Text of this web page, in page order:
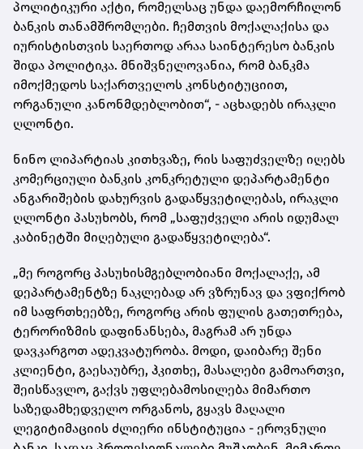
პოლიტიკური აქტი, რომელსაც უნდა დაემორჩილონ
ბანკის თანამშრომლები. ჩემთვის მოქალაქისა და
იურისტისთვის საერთოდ არაა საინტერესო ბანკის
შიდა პოლიტიკა. მნიშვნელოვანია, რომ ბანკმა
იმოქმედოს საქართველოს კონსტიტუციით,
ორგანული კანონმდებლობით“, - აცხადებს ირაკლი
ღლონტი.
ნინო ლიპარტიას კითხვაზე, რის საფუძველზე იღებს
კომერციული ბანკის კონკრეტული დეპარტამენტი
ანგარიშების დახურვის გადაწყვეტილებას, ირაკლი
ღლონტი პასუხობს, რომ „საფუძველი არის იდუმალ
კაბინეტში მიღებული გადაწყვეტილება“.
„მე როგორც პასუხისმგებლობიანი მოქალაქე, ამ
დეპარტამენტზე ნაკლებად არ ვზრუნავ და ვფიქრობ
იმ საფრთხეებზე, როგორც არის ფულის გათეთრება,
ტერორიზმის დაფინანსება, მაგრამ არ უნდა
დავკარგოთ ადეკვატურობა. მოდი, დაიბარე შენი
კლიენტი, გაესაუბრე, ჰკითხე, მასალები გამოართვი,
შეისწავლო, გაქვს უფლებამოსილება მიმართო
საზედამხედველო ორგანოს, გყავს მაღალი
ლეგიტიმაციის ძლიერი ინსტიტუცია - ეროვნული